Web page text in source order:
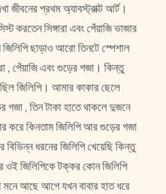
জীবনের প্রথম অ্যাবস্ট্রাক্ট আর্ট।
করতেন সিঙ্গারা এবং পেঁয়াজি ভাজার
ছাড়াও আরো তিনটে স্পেশাল
, পেঁয়াজি এবং গুড়ের গজা। কিন্তু
জিলিপি। আমার কাকার ছেলে
গজা , তিন টাকা হাতে থাকলে দুজনে
করে কিনতাম জিলিপি আর গুড়ের গজা
বিভিন্ন ধরনের জিলিপি খেয়েছি কিন্তু
জিলিপিকে টক্কর কোন জিলিপি
মনে আছে আগে যখন বাবার হাত ধরে